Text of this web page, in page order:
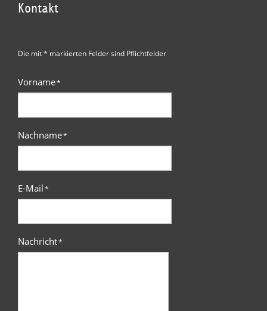
Kontakt
Die mit * markierten Felder sind Pflichtfelder
Vorname*
Nachname*
E-Mail*
Nachricht*